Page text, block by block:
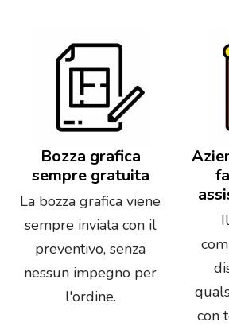
Bozza grafica
sempre gratuita
La bozza grafica viene
sempre inviata con il
preventivo, senza
nessun impegno per
l'ordine.
con